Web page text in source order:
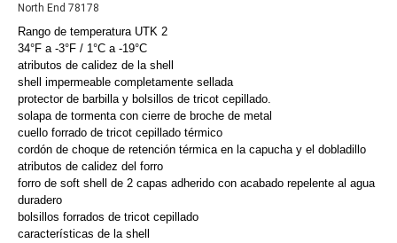
North End 78178
Rango de temperatura UTK 2
34°F a -3°F / 1°C a -19°C
atributos de calidez de la shell
shell impermeable completamente sellada
protector de barbilla y bolsillos de tricot cepillado.
solapa de tormenta con cierre de broche de metal
cuello forrado de tricot cepillado térmico
cordón de choque de retención térmica en la capucha y el dobladillo
atributos de calidez del forro
forro de soft shell de 2 capas adherido con acabado repelente al agua
duradero
bolsillos forrados de tricot cepillado
características de la shell